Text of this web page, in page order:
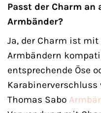
Passt der Charm an
Armbänder?
Ja, der Charm ist
Armbändern
entsprechende Öse
Karabinerverschluss
Thomas Sabo